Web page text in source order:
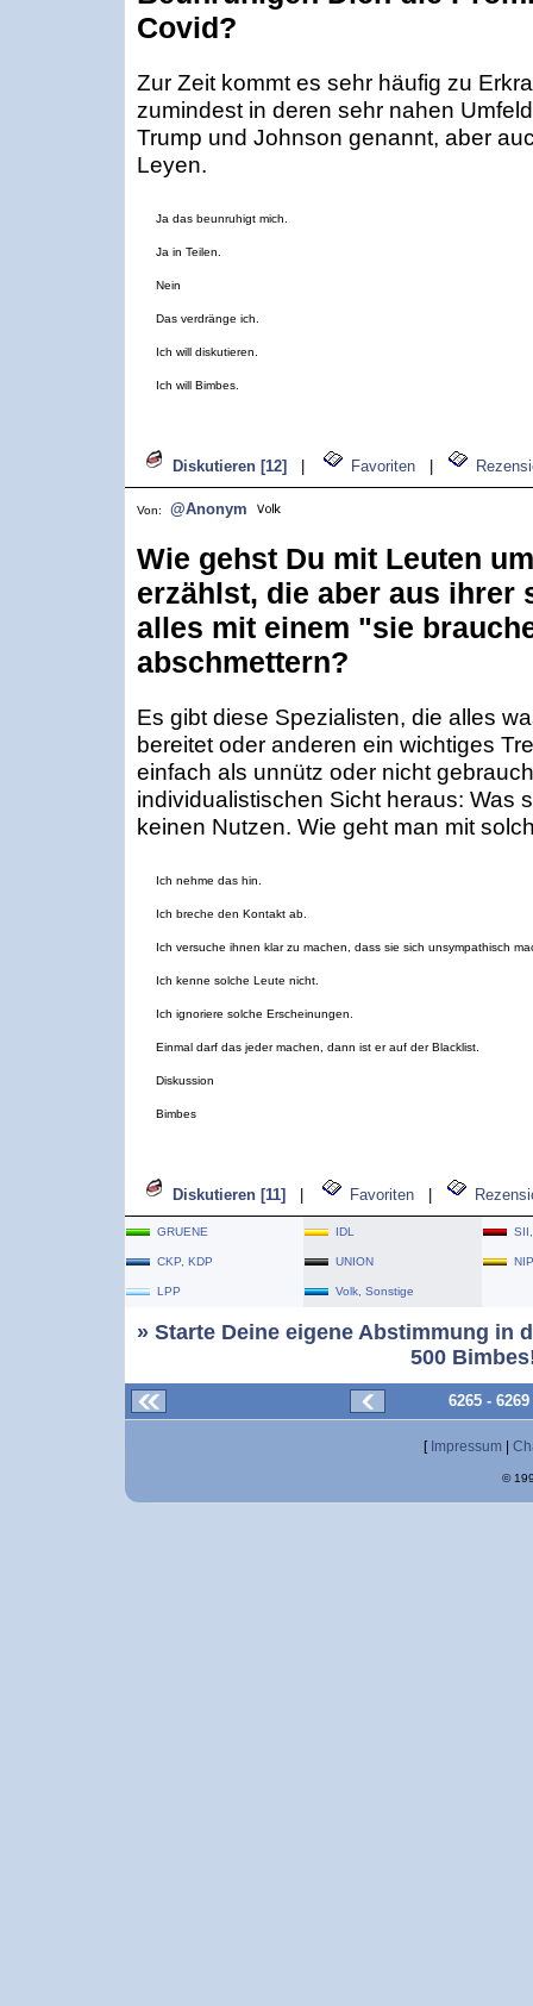
Covid?
Zur Zeit kommt es sehr häufig zu
zumindest in deren sehr nahen
Trump und Johnson genannt, aber
Leyen.
Ja das beunruhigt mich.
Ja in Teilen.
Nein
Das verdränge ich.
Ich will diskutieren.
Ich will Bimbes.
Diskutieren [12] Favoriten
Von: @Anonym
Wie gehst Du mit Leuten
erzählst, die aber aus ihrer
alles mit einem "sie
abschmettern?
Es gibt diese Spezialisten, die alles
bereitet oder anderen ein wichtiges
einfach als unnütz oder nicht
individualistischen Sicht heraus: Was
keinen Nutzen. Wie geht man mit
Ich nehme das hin.
Ich breche den Kontakt ab.
Ich versuche ihnen klar zu machen, dass sie sich unsympathisch
Ich kenne solche Leute nicht.
Ich ignoriere solche Erscheinungen.
Einmal darf das jeder machen, dann ist er auf der Blacklist.
Diskussion
Bimbes
Diskutieren [11] Favoriten
GRUENE IDL
CKP, KDP UNION NIP
LPP Volk, Sonstige
» Starte Deine eigene Abstimmung in
500
6265 -
[ Impressum
©